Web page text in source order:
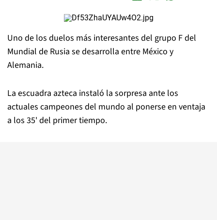
Uno de los duelos más interesantes del grupo F del
Mundial de Rusia se desarrolla entre México y
Alemania.
La escuadra azteca instaló la sorpresa ante los
actuales campeones del mundo al ponerse en ventaja
a los 35' del primer tiempo.